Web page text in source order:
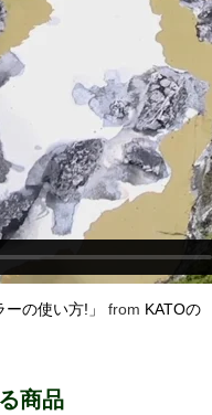
の使い方!」 from KATOの
商品